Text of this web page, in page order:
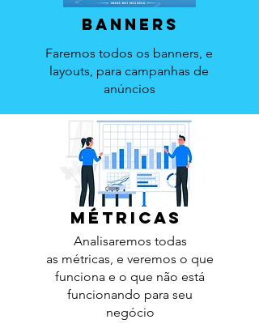
banners
Faremos todos os banners, e
layouts, para campanhas de
anúncios
métricas
Analisaremos todas
as métricas, e veremos o que
funciona e o que não está
funcionando para seu
negócio